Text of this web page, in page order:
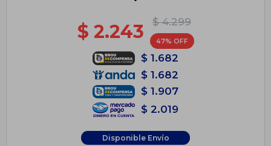
$ 4.299
$ 2.243 47
$ 1.682
$ 1.682
$ 1.907
$ 2.019
Disponible Envío